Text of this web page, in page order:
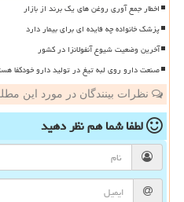
اخطار جمع آوری روغن های یک برند از بازار
پزشک خانواده چه فایده ای برای بیمار دارد
آخرین وضعیت شیوع آنفولانزا در کشور
صنعت دارو روی لبه تیغ در تولید دارو خودکفا
نظرات بینندگان در مورد این
لطفا شما همنظر دهید